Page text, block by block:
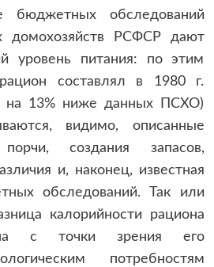
бюджетных обследований
домохозяйств РСФСР дают
уровень питания: по этим
составлял в 1980 г.
на 13% ниже данных ПСХО)
видимо, описанные
создания запасов,
и, наконец, известная
обследований. Так или
калорийности рациона
с точки зрения его
потребностям